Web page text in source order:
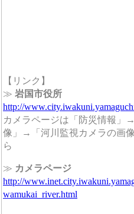
【リンク】
≫ 岩国市役所
http://
カメラページは「防災情報」
像」→「河川監視カメラの画
ら
≫ カメラページ
http://
wamukai_river.html